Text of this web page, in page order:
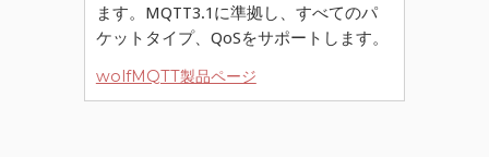
ます。MQTT3.1に準拠し、すべてのパ
ケットタイプ、QoSをサポートします。
wolfMQTT製品ページ